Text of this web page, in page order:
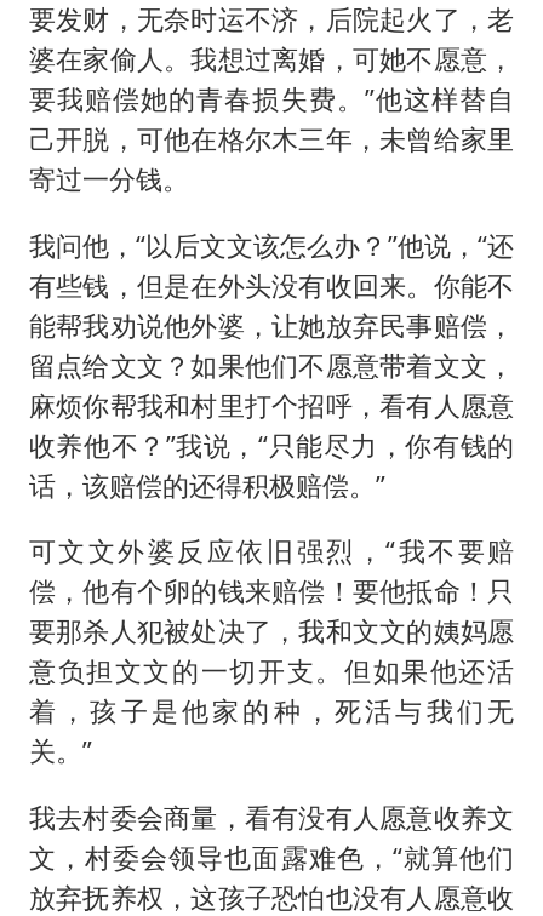
要发财，无奈时运不济，后院起火了，老
婆在家偷人。我想过离婚，可她不愿意，
要我赔偿她的青春损失费。”他这样替自
己开脱，可他在格尔木三年，未曾给家里
寄过一分钱。
我问他，“以后文文该怎么办？”他说，“还
有些钱，但是在外头没有收回来。你能不
能帮我劝说他外婆，让她放弃民事赔偿，
留点给文文？如果他们不愿意带着文文，
麻烦你帮我和村里打个招呼，看有人愿意
收养他不？”我说，“只能尽力，你有钱的
话，该赔偿的还得积极赔偿。”
可文文外婆反应依旧强烈，“我不要赔
偿，他有个卵的钱来赔偿！要他抵命！只
要那杀人犯被处决了，我和文文的姨妈愿
意负担文文的一切开支。但如果他还活
着，孩子是他家的种，死活与我们无
关。”
我去村委会商量，看有没有人愿意收养文
文，村委会领导也面露难色，“就算他们
放弃抚养权，这孩子恐怕也没有人愿意收